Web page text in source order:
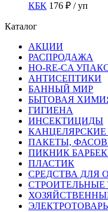
КБК 176 ₽ / уп
Каталог
АКЦИИ
РАСПРОДАЖА
HO-RE-CA
АНТИСЕПТИКИ
БАННЫЙ МИР
БЫТОВАЯ
ГИГИЕНА
ИНСЕКТИЦИДЫ
ПАКЕТЫ,
ПИКНИК
ПЛАСТИК
СРЕДСТВА ДЛЯ